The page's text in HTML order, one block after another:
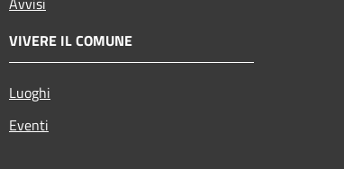
VIVERE IL COMUNE
Luoghi
Eventi